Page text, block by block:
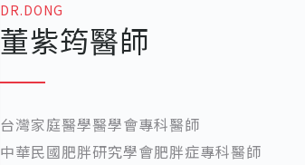
DR.DONG
董紫筠醫師
台灣家庭醫學醫學會專科醫師
中華民國肥胖研究學會肥胖症專科醫師